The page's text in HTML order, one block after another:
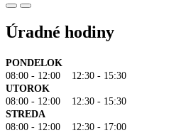
Úradné hodiny
PONDELOK
08:00 - 12:00 12:30 - 15:30
UTOROK
08:00 - 12:00 12:30 - 15:30
STREDA
08:00 - 12:00 12:30 - 17:00